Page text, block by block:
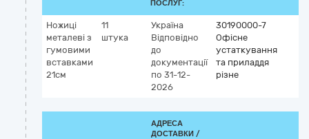
ПОСЛУГ:
Ножиці
металеві з
гумовими
вставками
21см
11
штука
Україна
Відповідно
до
документації
по 31-12-
2026
30190000-7
Офісне
устаткування
та приладдя
різне
АДРЕСА
ДОСТАВКИ /